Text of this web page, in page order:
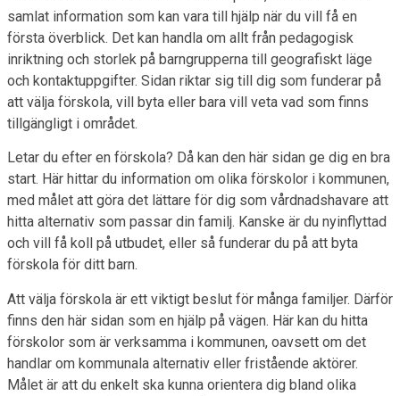
samlat information som kan vara till hjälp när du vill få en
första överblick. Det kan handla om allt från pedagogisk
inriktning och storlek på barngrupperna till geografiskt läge
och kontaktuppgifter. Sidan riktar sig till dig som funderar på
att välja förskola, vill byta eller bara vill veta vad som finns
tillgängligt i området.
Letar du efter en förskola? Då kan den här sidan ge dig en bra
start. Här hittar du information om olika förskolor i kommunen,
med målet att göra det lättare för dig som vårdnadshavare att
hitta alternativ som passar din familj. Kanske är du nyinflyttad
och vill få koll på utbudet, eller så funderar du på att byta
förskola för ditt barn.
Att välja förskola är ett viktigt beslut för många familjer. Därför
finns den här sidan som en hjälp på vägen. Här kan du hitta
förskolor som är verksamma i kommunen, oavsett om det
handlar om kommunala alternativ eller fristående aktörer.
Målet är att du enkelt ska kunna orientera dig bland olika